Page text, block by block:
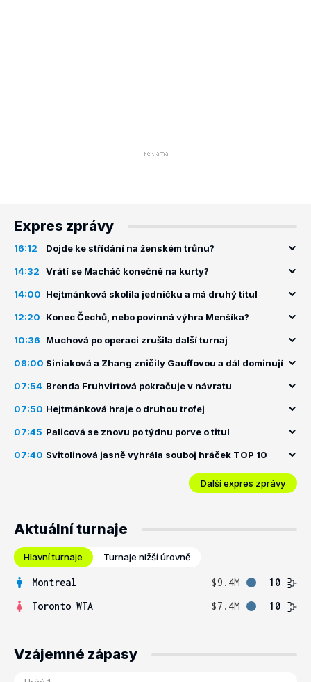
Expres zprávy
16:12 Dojde ke střídání na ženském trůnu?
14:32 Vrátí se Macháč konečně na kurty?
14:00 Hejtmánková skolila jedničku a má druhý titul
12:20 Konec Čechů, nebo povinná výhra Menšíka?
10:36 Muchová po operaci zrušila další turnaj
08:00 Siniaková a Zhang zničily Gauffovou a dál dominují
07:54 Brenda Fruhvirtová pokračuje v návratu
07:50 Hejtmánková hraje o druhou trofej
07:45 Palicová se znovu po týdnu porve o titul
07:40 Svitolinová jasně vyhrála souboj hráček TOP 10
Další expres zprávy
Aktuální turnaje
Hlavní turnaje Turnaje nižší úrovně
Montreal $9.4M
10
Toronto WTA
$7.4M 10
Vzájemné zápasy